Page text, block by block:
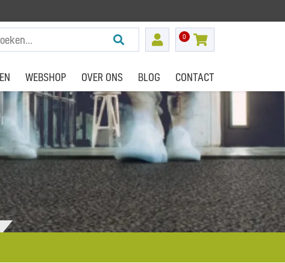
0
WEBSHOP OVER ONS BLOG CONTACT